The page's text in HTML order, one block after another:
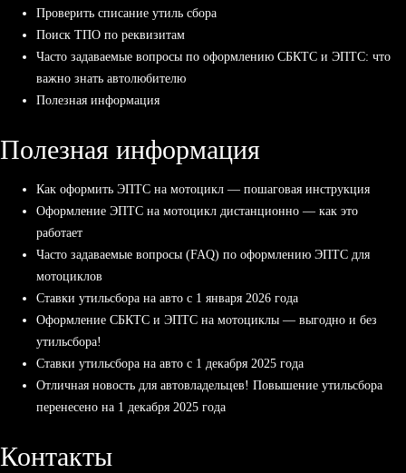
Проверить списание утиль сбора
Поиск ТПО по реквизитам
Часто задаваемые вопросы по оформлению СБКТС и ЭПТС: что
важно знать автолюбителю
Полезная информация
Полезная информация
Как оформить ЭПТС на мотоцикл — пошаговая инструкция
Оформление ЭПТС на мотоцикл дистанционно — как это
работает
Часто задаваемые вопросы (FAQ) по оформлению ЭПТС для
мотоциклов
Ставки утильсбора на авто с 1 января 2026 года
Оформление СБКТС и ЭПТС на мотоциклы — выгодно и без
утильсбора!
Ставки утильсбора на авто с 1 декабря 2025 года
Отличная новость для автовладельцев! Повышение утильсбора
перенесено на 1 декабря 2025 года
Контакты